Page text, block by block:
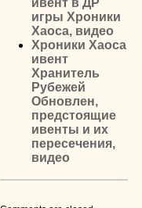
ивент в ДР
игры Хроники
Хаоса, видео
Хроники Хаоса
ивент
Хранитель
Рубежей
Обновлен,
предстоящие
ивенты и их
пересечения,
видео